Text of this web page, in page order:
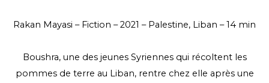
Rakan Mayasi – Fiction – 2021 – Palestine, Liban – 14 min
Boushra, une des jeunes Syriennes qui récoltent les
pommes de terre au Liban, rentre chez elle après une